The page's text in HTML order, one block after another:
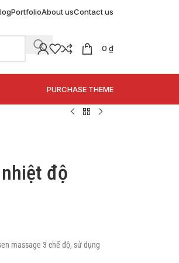
PortfolioAbout usContact us
0 ₫
PURCHASE THEME
nhiệt độ
massage 3 chế độ, sử dụng